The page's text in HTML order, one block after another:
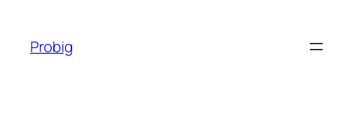
вмісту
Probig